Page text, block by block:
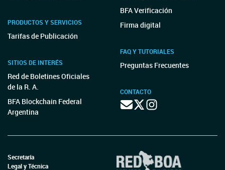
PRODUCTOS Y SERVICIOS
Tarifas de Publicación
SITIOS DE INTERÉS
Red de Boletines Oficiales
de la R. A.
BFA Blockchain Federal
Argentina
BFA Verificación
Firma digital
FAQ Y TUTORIALES
Preguntas Frecuentes
CONTACTO
Secretaría
Legal y Técnica